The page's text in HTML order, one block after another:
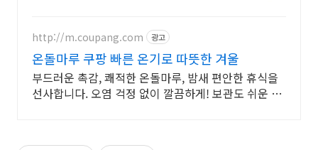
온수패널강판99%접촉율NO꿀렁
http://m.coupang.com 광고
온돌마루 쿠팡 빠른 온기로 따뜻한 겨울
부드러운 촉감, 쾌적한 온돌마루, 밤새 편안한 휴식을
선사합니다. 오염 걱정 없이 깔끔하게! 보관도 쉬운 매